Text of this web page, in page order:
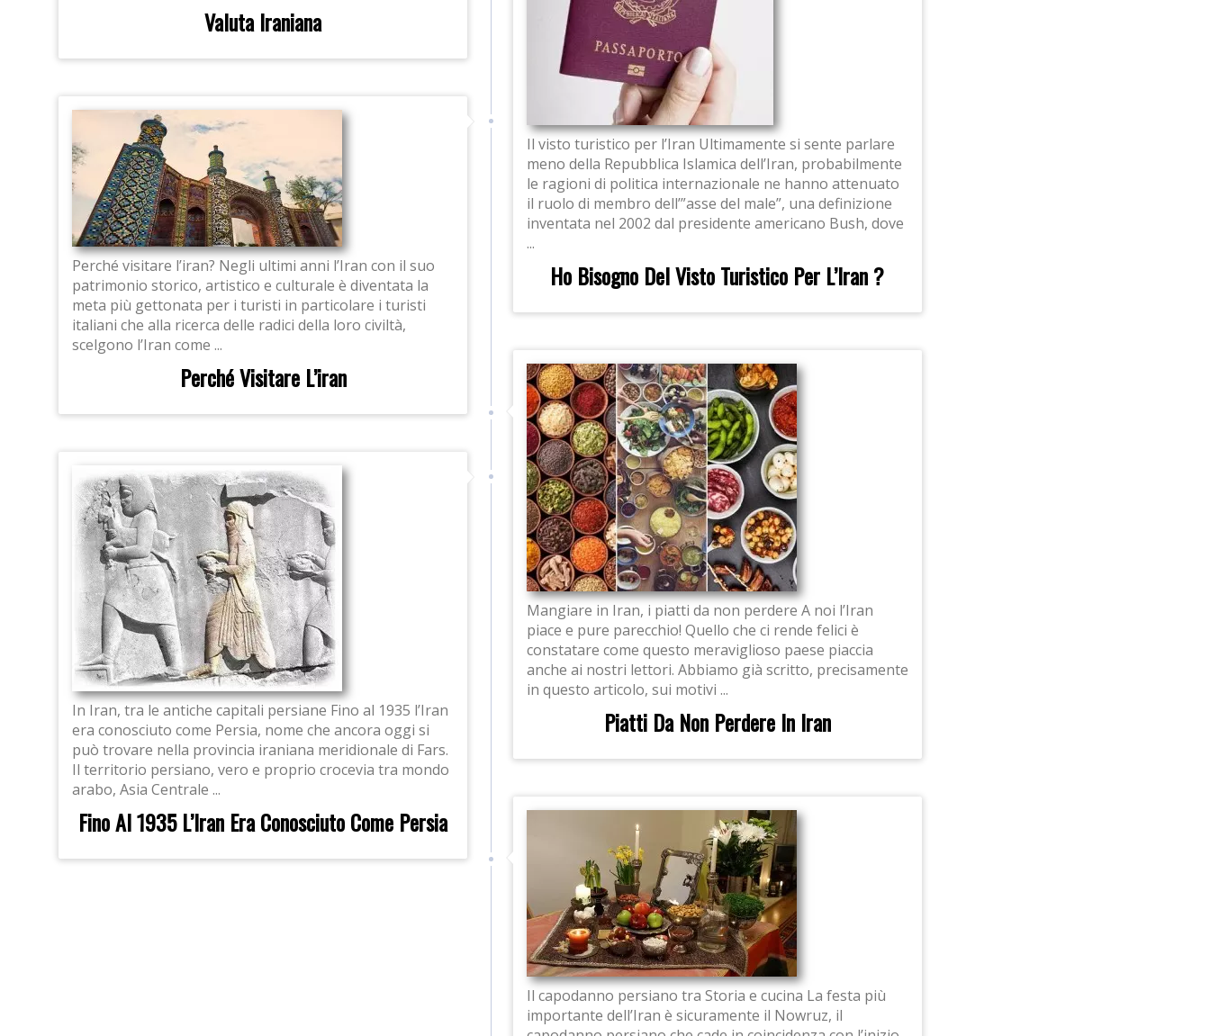
Valuta Iraniana
Il visto turistico per l’Iran Ultimamente si sente parlare
meno della Repubblica Islamica dell’Iran, probabilmente
le ragioni di politica internazionale ne hanno attenuato
il ruolo di membro dell’”asse del male”, una definizione
inventata nel 2002 dal presidente americano Bush, dove
...
Ho Bisogno Del Visto Turistico Per L’Iran ?
Perché visitare l’iran? Negli ultimi anni l’Iran con il suo
patrimonio storico, artistico e culturale è diventata la
meta più gettonata per i turisti in particolare i turisti
italiani che alla ricerca delle radici della loro civiltà,
scelgono l’Iran come ...
Perché Visitare L’iran
Mangiare in Iran, i piatti da non perdere A noi l’Iran
piace e pure parecchio! Quello che ci rende felici è
constatare come questo meraviglioso paese piaccia
anche ai nostri lettori. Abbiamo già scritto, precisamente
in questo articolo, sui motivi ...
Piatti Da Non Perdere In Iran
In Iran, tra le antiche capitali persiane Fino al 1935 l’Iran
era conosciuto come Persia, nome che ancora oggi si
può trovare nella provincia iraniana meridionale di Fars.
Il territorio persiano, vero e proprio crocevia tra mondo
arabo, Asia Centrale ...
Fino Al 1935 L’Iran Era Conosciuto Come Persia
Il capodanno persiano tra Storia e cucina La festa più
importante dell’Iran è sicuramente il Nowruz, il